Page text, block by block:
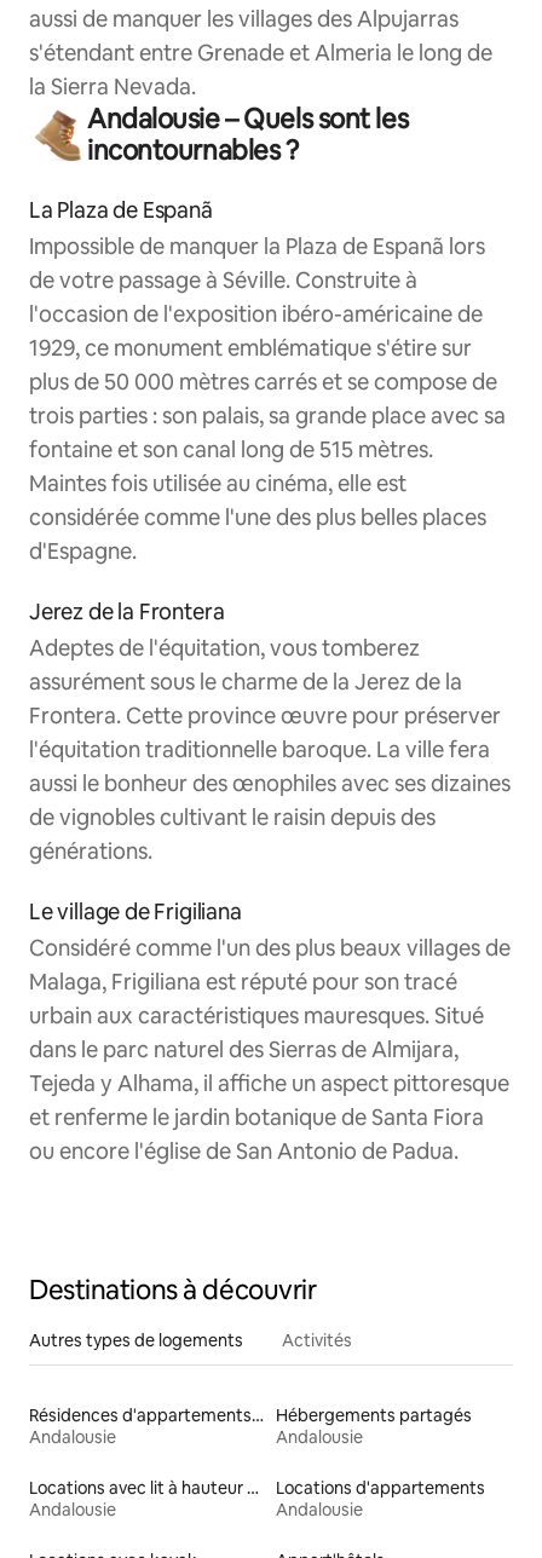
aussi de manquer les villages des Alpujarras
s'étendant entre Grenade et Almeria le long de
la Sierra Nevada.
Andalousie – Quels sont les
incontournables ?
La Plaza de Espanã
Impossible de manquer la Plaza de Espanã lors
de votre passage à Séville. Construite à
l'occasion de l'exposition ibéro-américaine de
1929, ce monument emblématique s'étire sur
plus de 50 000 mètres carrés et se compose de
trois parties : son palais, sa grande place avec sa
fontaine et son canal long de 515 mètres.
Maintes fois utilisée au cinéma, elle est
considérée comme l'une des plus belles places
d'Espagne.
Jerez de la Frontera
Adeptes de l'équitation, vous tomberez
assurément sous le charme de la Jerez de la
Frontera. Cette province œuvre pour préserver
l'équitation traditionnelle baroque. La ville fera
aussi le bonheur des œnophiles avec ses dizaines
de vignobles cultivant le raisin depuis des
générations.
Le village de Frigiliana
Considéré comme l'un des plus beaux villages de
Malaga, Frigiliana est réputé pour son tracé
urbain aux caractéristiques mauresques. Situé
dans le parc naturel des Sierras de Almijara,
Tejeda y Alhama, il affiche un aspect pittoresque
et renferme le jardin botanique de Santa Fiora
ou encore l'église de San Antonio de Padua.
Destinations à découvrir
Autres types de logements Activités
Résidences d'appartements en location
Andalousie
Hébergements partagés
Andalousie
Locations avec lit à hauteur adaptée
Andalousie
Locations d'appartements
Andalousie